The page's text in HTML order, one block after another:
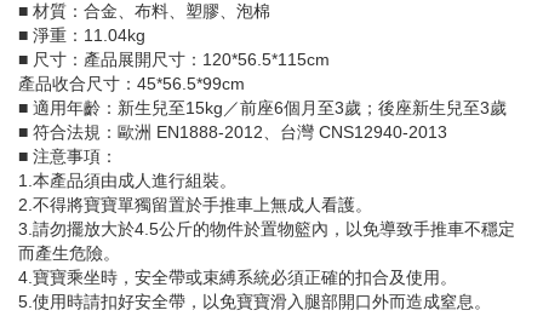
■ 材質：合金、布料、塑膠、泡棉
■ 淨重：11.04kg
■ 尺寸：產品展開尺寸：120*56.5*115cm
產品收合尺寸：45*56.5*99cm
■ 適用年齡：新生兒至15kg／前座6個月至3歲；後座新生兒至3歲
■ 符合法規：歐洲 EN1888-2012、台灣 CNS12940-2013
■ 注意事項：
1.本產品須由成人進行組裝。
2.不得將寶寶單獨留置於手推車上無成人看護。
3.請勿擺放大於4.5公斤的物件於置物籃內，以免導致手推車不穩定
而產生危險。
4.寶寶乘坐時，安全帶或束縛系統必須正確的扣合及使用。
5.使用時請扣好安全帶，以免寶寶滑入腿部開口外而造成窒息。